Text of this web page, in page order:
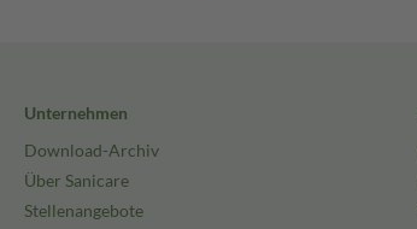
Unternehmen
Download-Archiv
Über Sanicare
Stellenangebote